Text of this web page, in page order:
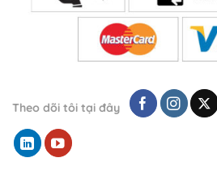
Theo dõi tôi tại đây